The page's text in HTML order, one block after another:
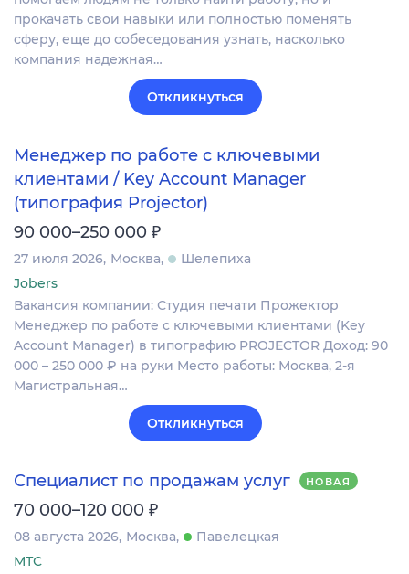
прокачать свои навыки или полностью поменять
сферу, еще до собеседования узнать, насколько
компания надежная…
Откликнуться
Менеджер по работе с ключевыми
клиентами / Key Account Manager
(типография Projector)
90 000–250 000 ₽
27 июля 2026 Москва
Шелепиха
Jobers
Вакансия компании: Студия печати Прожектор
Менеджер по работе с ключевыми клиентами (Key
Account Manager) в типографию PROJECTOR Доход: 90
000 – 250 000 ₽ на руки Место работы: Москва, 2-я
Магистральная…
Откликнуться
Специалист по продажам услуг НОВАЯ
70 000–120 000 ₽
08 августа 2026 Москва
Павелецкая
МТС